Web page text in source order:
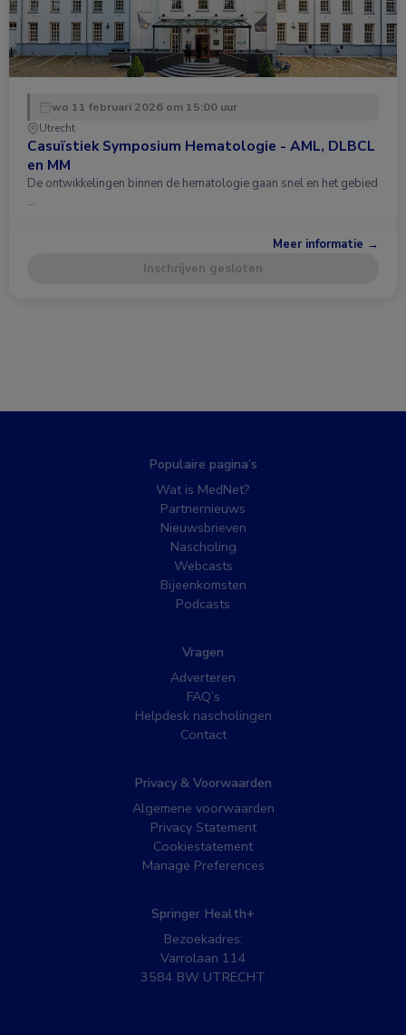
wo 11 februari 2026 om 15:00 uur
Utrecht
Casuïstiek Symposium Hematologie - AML, DLBCL
en MM
De ontwikkelingen binnen de hematologie gaan snel en het gebied
…
Meer informatie →
Inschrijven gesloten
Populaire pagina’s
Wat is MedNet?
Partnernieuws
Nieuwsbrieven
Nascholing
Webcasts
Bijeenkomsten
Podcasts
Vragen
Adverteren
FAQ’s
Helpdesk nascholingen
Contact
Privacy & Voorwaarden
Algemene voorwaarden
Privacy Statement
Cookiestatement
Manage Preferences
Springer Health+
Bezoekadres:
Varrolaan 114
3584 BW UTRECHT